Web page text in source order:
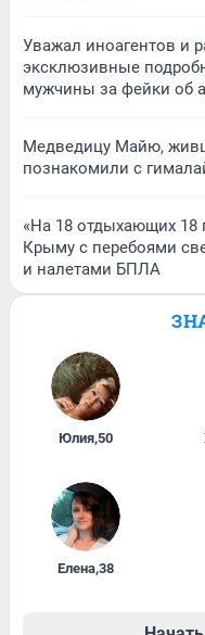
Уважал иноагентов и
эксклюзивные
мужчины за фейки об
Медведицу Майю,
познакомили с
«На 18 отдыхающих 18
Крыму с перебоями
и налетами БПЛА
Юлия,50
Елена,38